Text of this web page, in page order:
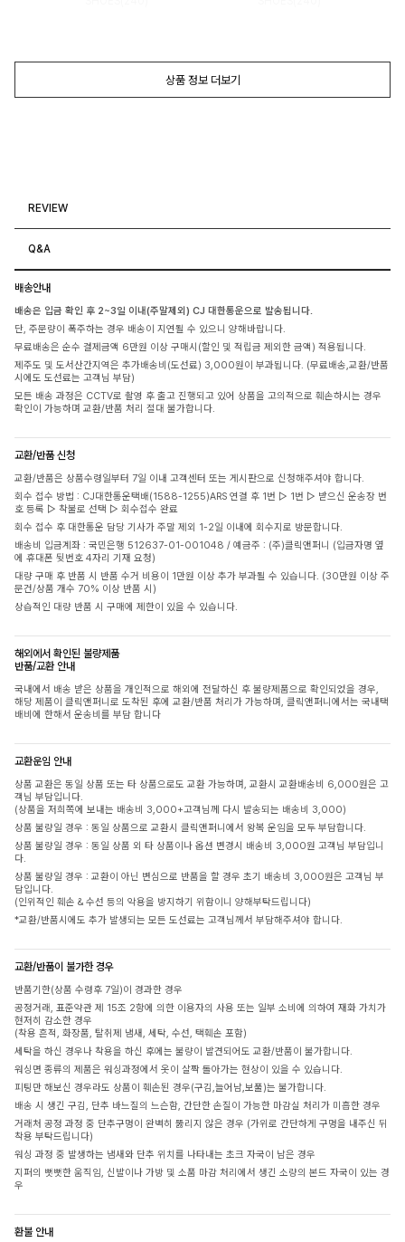
상품 정보 더보기
REVIEW
Q&A
배송안내
배송은 입금 확인 후 2~3일 이내(주말제외) CJ 대한통운으로 발송됩니다.
단, 주문량이 폭주하는 경우 배송이 지연될 수 있으니 양해바랍니다.
무료배송은 순수 결제금액 6만원 이상 구매시(할인 및 적립금 제외한 금액) 적용됩니다.
제주도 및 도서산간지역은 추가배송비(도선료) 3,000원이 부과됩니다. (무료배송,교환/반품
시에도 도선료는 고객님 부담)
모든 배송 과정은 CCTV로 촬영 후 출고 진행되고 있어 상품을 고의적으로 훼손하시는 경우
확인이 가능하며 교환/반품 처리 절대 불가합니다.
교환/반품 신청
교환/반품은 상품수령일부터 7일 이내 고객센터 또는 게시판으로 신청해주셔야 합니다.
회수 접수 방법 : CJ대한통운택배(1588-1255)ARS 연결 후 1번 ▷ 1번 ▷ 받으신 운송장 번
호 등록 ▷ 착불로 선택 ▷ 회수접수 완료
회수 접수 후 대한통운 담당 기사가 주말 제외 1-2일 이내에 회수지로 방문합니다.
배송비 입금계좌 : 국민은행 512637-01-001048 / 예금주 : (주)클릭앤퍼니 (입금자명 옆
에 휴대폰 뒷번호 4자리 기재 요청)
대량 구매 후 반품 시 반품 수거 비용이 1만원 이상 추가 부과될 수 있습니다. (30만원 이상 주
문건/상품 개수 70% 이상 반품 시)
상습적인 대량 반품 시 구매에 제한이 있을 수 있습니다.
해외에서 확인된 불량제품
반품/교환 안내
국내에서 배송 받은 상품을 개인적으로 해외에 전달하신 후 불량제품으로 확인되었을 경우,
해당 제품이 클릭앤퍼니로 도착된 후에 교환/반품 처리가 가능하며, 클릭앤퍼니에서는 국내택
배비에 한해서 운송비를 부담 합니다
교환운임 안내
상품 교환은 동일 상품 또는 타 상품으로도 교환 가능하며, 교환시 교환배송비 6,000원은 고
객님 부담입니다.
(상품을 저희쪽에 보내는 배송비 3,000+고객님께 다시 발송되는 배송비 3,000)
상품 불량일 경우 : 동일 상품으로 교환시 클릭앤퍼니에서 왕복 운임을 모두 부담합니다.
상품 불량일 경우 : 동일 상품 외 타 상품이나 옵션 변경시 배송비 3,000원 고객님 부담입니
다.
상품 불량일 경우 : 교환이 아닌 변심으로 반품을 할 경우 초기 배송비 3,000원은 고객님 부
담입니다.
(인위적인 훼손 & 수선 등의 악용을 방지하기 위함이니 양해부탁드립니다)
*교환/반품시에도 추가 발생되는 모든 도선료는 고객님께서 부담해주셔야 합니다.
교환/반품이 불가한 경우
반품기한(상품 수령후 7일)이 경과한 경우
공정거래, 표준약관 제 15조 2항에 의한 이용자의 사용 또는 일부 소비에 의하여 재화 가치가
현저히 감소한 경우
(착용 흔적, 화장품, 탈취제 냄새, 세탁, 수선, 택훼손 포함)
세탁을 하신 경우나 착용을 하신 후에는 불량이 발견되어도 교환/반품이 불가합니다.
워싱면 종류의 제품은 워싱과정에서 옷이 살짝 돌아가는 현상이 있을 수 있습니다.
피팅만 해보신 경우라도 상품이 훼손된 경우(구김,늘어남,보풀)는 불가합니다.
배송 시 생긴 구김, 단추 바느질의 느슨함, 간단한 손질이 가능한 마감실 처리가 미흡한 경우
거래처 공정 과정 중 단추구멍이 완벽히 뚫리지 않은 경우 (가위로 간단하게 구멍을 내주신 뒤
착용 부탁드립니다)
워싱 과정 중 발생하는 냄새와 단추 위치를 나타내는 초크 자국이 남은 경우
지퍼의 뻣뻣한 움직임, 신발이나 가방 및 소품 마감 처리에서 생긴 소량의 본드 자국이 있는 경
우
환불 안내